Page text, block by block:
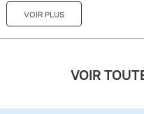
VOIR PLUS
VOIR